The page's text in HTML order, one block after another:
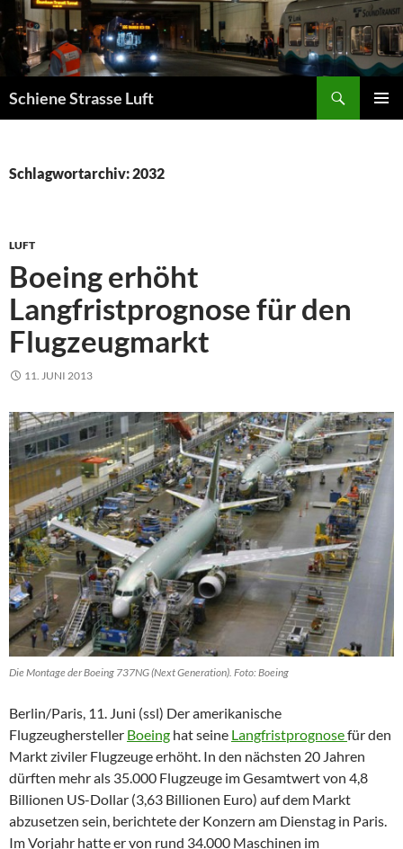
Zum
Inhalt
springen
Schiene Strasse Luft
Schlagwortarchiv: 2032
LUFT
Boeing erhöht
Langfristprognose für den
Flugzeugmarkt
11. JUNI 2013
Die Montage der Boeing 737NG (Next Generation). Foto: Boeing
Berlin/Paris, 11. Juni (ssl) Der amerikanische
Flugzeughersteller Boeing hat seine Langfristprognosefür den
Markt ziviler Flugzeuge erhöht. In den nächsten 20 Jahren
dürften mehr als 35.000 Flugzeuge im Gesamtwert von 4,8
Billionen US-Dollar (3,63 Billionen Euro) auf dem Markt
abzusetzen sein, berichtete der Konzern am Dienstag in Paris.
Im Vorjahr hatte er von rund 34.000 Maschinen im